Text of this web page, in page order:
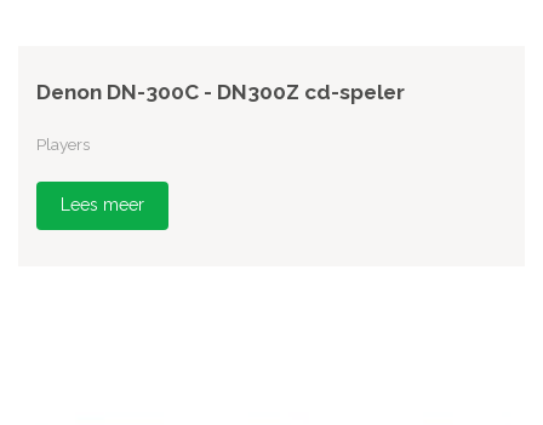
Denon DN-300C - DN300Z cd-speler
Players
Lees meer